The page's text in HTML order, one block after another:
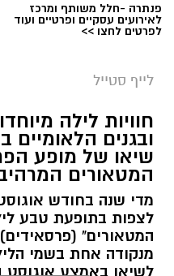
פנתרה -חלל משותף ומרכז
לאירועים עסקיים ופרטיים ועוד
לפרטים לחצו >>
לייף סטייל
חוויות לילה
ובגנים
שיאו של מופע
המטאורים
מדי שנה בחודש
לצפות בתופעת טבע
המטאורים"
מנקודה אחת בשמי